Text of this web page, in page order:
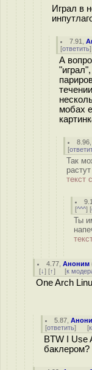
Играл в
7.91 ,
[ответить]
А
мобах
8.96
[
Так
текст
[^^^] [
Ты
4.77 ,Аноним
[↓] [↑] [к
One Arch
5.87 ,
[ответить] [
BTW I Use
баклером?